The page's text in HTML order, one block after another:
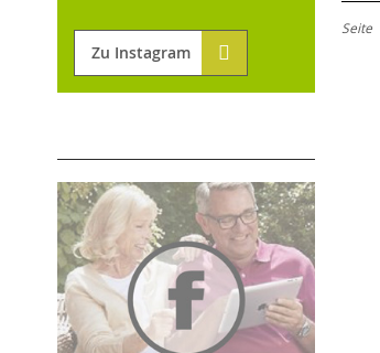
Seite
Zu Instagram